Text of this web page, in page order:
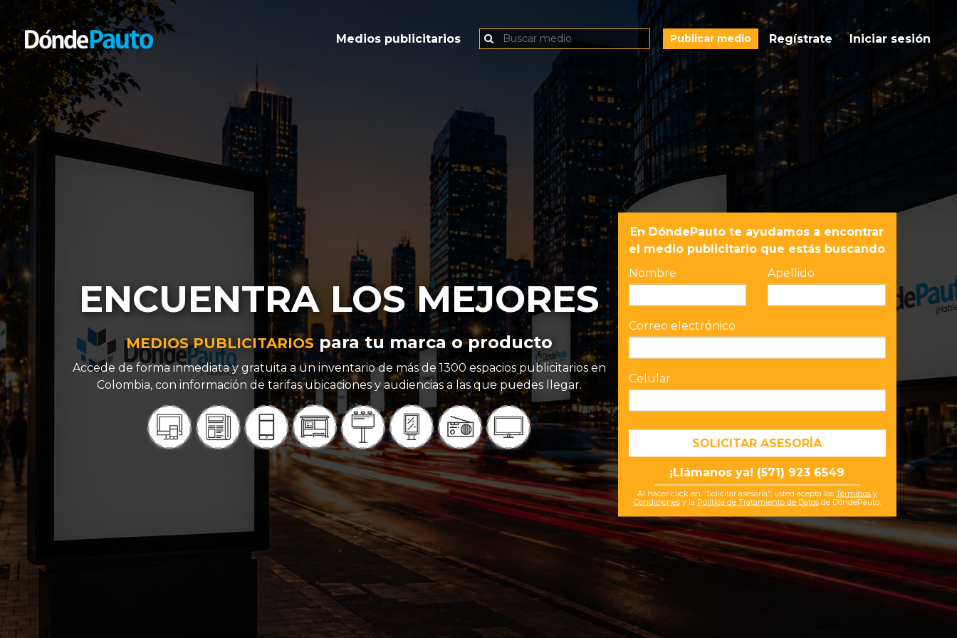
Medios publicitarios Publicar medio Regístrate Iniciar sesión
ENCUENTRA LOS MEJORES
MEDIOS PUBLICITARIOSpara tu marca o producto
Accede de forma inmediata y gratuita a un inventario de más de 1300 espacios publicitarios en
Colombia, con información de tarifas ubicaciones y audiencias a las que puedes llegar.
En DóndePauto te ayudamos a encontrar
el medio publicitario que estás buscando
Nombre
Apellido
Correo electrónico
Celular
¡Llámanos ya! (571) 923 6549
Al hacer click en "Solicitar asesoría", usted acepta los Términos y
Condicionesy la Política de Tratamiento de Datosde DóndePauto.